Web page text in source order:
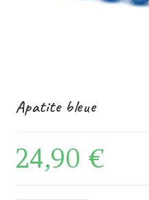
Apatite bleue
24,90€